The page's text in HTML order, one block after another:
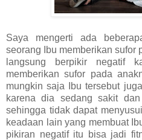
Saya mengerti ada
seorang Ibu memberikan sufor
langsung berpikir negatif
memberikan sufor pada
mungkin saja Ibu tersebut
karena dia sedang sakit
sehingga tidak dapat
keadaan lain yang membuat
pikiran negatif itu bisa jadi